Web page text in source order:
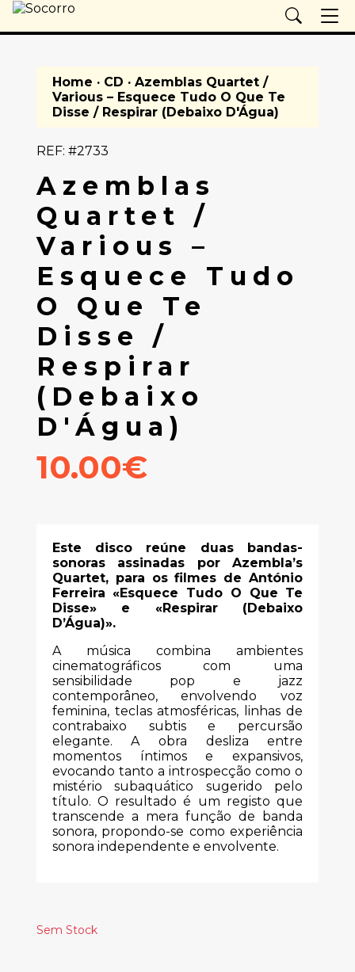
Home · CD · Azemblas Quartet /
Various – Esquece Tudo O Que Te
Disse / Respirar (Debaixo D'Água)
REF: #2733
Azemblas
Quartet /
Various –
Esquece Tudo
O Que Te
Disse /
Respirar
(Debaixo
D'Água)
10.00€
Este disco reúne duas bandas-
sonoras assinadas por Azembla’s
Quartet, para os filmes de António
Ferreira «Esquece Tudo O Que Te
Disse» e «Respirar (Debaixo
D’Água)».
A música combina ambientes
cinematográficos com uma
sensibilidade pop e jazz
contemporâneo, envolvendo voz
feminina, teclas atmosféricas, linhas de
contrabaixo subtis e percursão
elegante. A obra desliza entre
momentos íntimos e expansivos,
evocando tanto a introspecção como o
mistério subaquático sugerido pelo
título. O resultado é um registo que
transcende a mera função de banda
sonora, propondo-se como experiência
sonora independente e envolvente.
Sem Stock